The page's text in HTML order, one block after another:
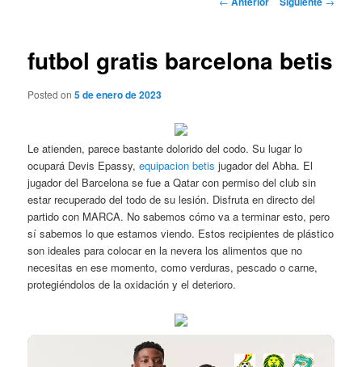
futbol gratis barcelona betis
Posted on5 de enero de 2023
Le atienden, parece bastante dolorido del codo. Su lugar lo
ocupará Devis Epassy,equipacion betis jugador del Abha. El
jugador del Barcelona se fue a Qatar con permiso del club sin
estar recuperado del todo de su lesión. Disfruta en directo del
partido con MARCA. No sabemos cómo va a terminar esto, pero
sí sabemos lo que estamos viendo. Estos recipientes de plástico
son ideales para colocar en la nevera los alimentos que no
necesitas en ese momento, como verduras, pescado o carne,
protegiéndolos de la oxidación y el deterioro.